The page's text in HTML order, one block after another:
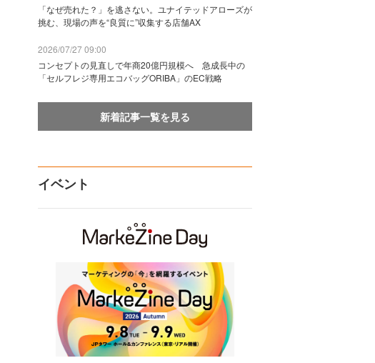
「なぜ売れた？」を逃さない。ユナイテッドアローズが
挑む、現場の声を“良質に”収集する店舗AX
2026/07/27 09:00
コンセプトの見直しで年商20億円規模へ 急成長中の
「セルフレジ専用エコバッグORIBA」のEC戦略
新着記事一覧を見る
イベント